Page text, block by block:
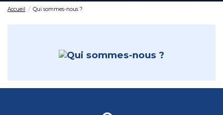
Accueil Qui sommes-nous ?